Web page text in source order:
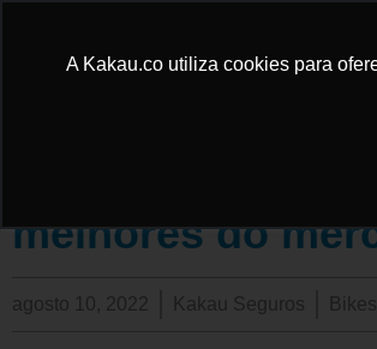
A Kakau.co utiliza cookies para
Bicicletas
melhores do
agosto 10, 2022 Kakau Seguros Bikes